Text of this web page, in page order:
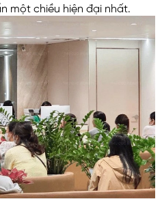
một chiều hiện đại nhất.